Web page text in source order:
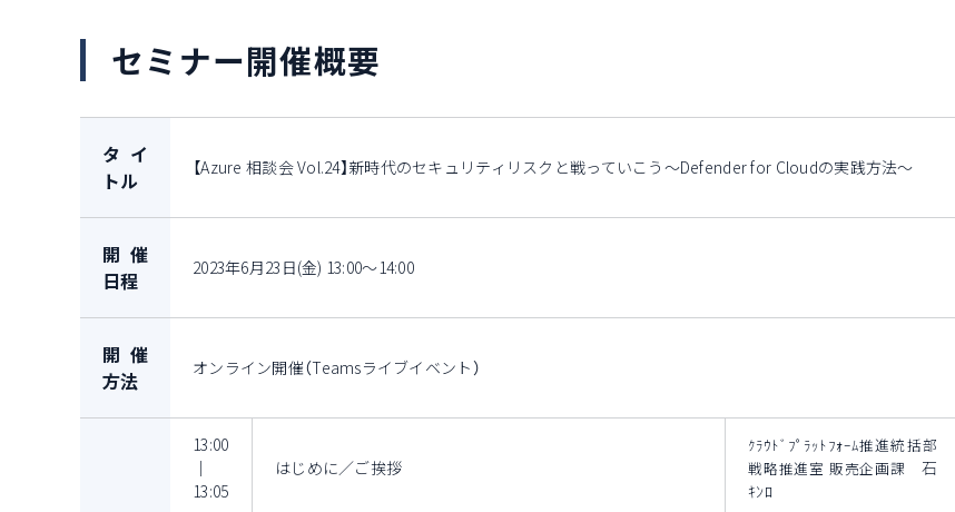
セミナー開催概要
タイ
トル
【Azure 相談会 Vol.24】新時代のセキュリティリスクと戦っていこう～Defender for Cloudの実践方法～
開催
日程
2023年6月23日(金) 13:00～14:00
開催
方法
オンライン開催（Teamsライブイベント）
13:00
｜
13:05
はじめに／ご挨拶
ｸﾗｳﾄﾞﾌﾟﾗｯﾄﾌｫｰﾑ推進統括部
戦略推進室 販売企画課 石
ｷﾝﾛ